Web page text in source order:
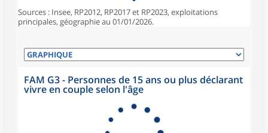
Sources : Insee, RP2012, RP2017 et RP2023, exploitations
principales, géographie au 01/01/2026.
FAM G3 - Personnes de 15 ans ou plus déclarant
vivre en couple selon l'âge